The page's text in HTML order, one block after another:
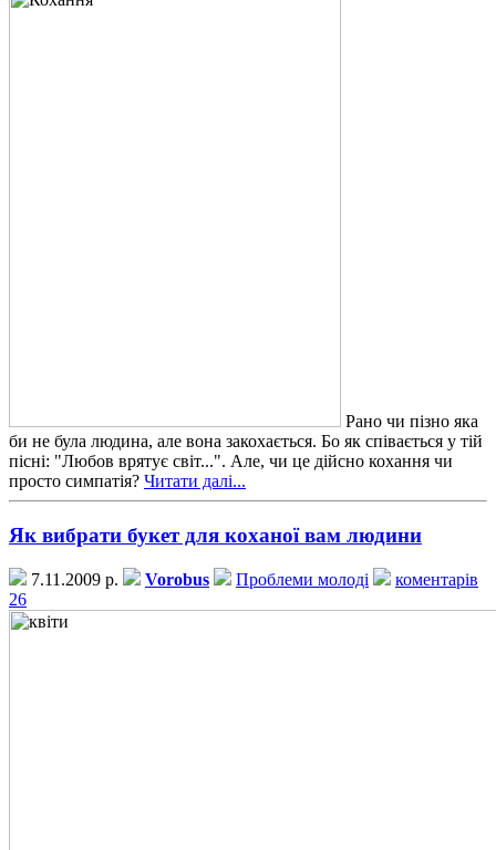
Рано чи пізно яка
би не була людина, але вона закохається. Бо як співається у тій
пісні: "Любов врятує світ...". Але, чи це дійсно кохання чи
просто симпатія? Читати далі...
Як вибрати букет для коханої вам людини
7.11.2009 р. Vorobus Проблеми молоді
коментарів
26